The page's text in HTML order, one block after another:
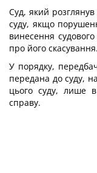
Суд, який
суду, якщо
винесення
про його скасування.
У порядку,
передана до суду,
цього суду, лише в
справу.